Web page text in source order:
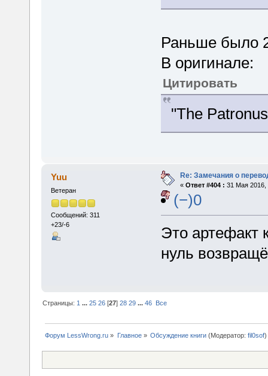
Раньше было
В оригинале:
Цитировать
"The
Yuu
Ветеран
Сообщений: 311
+23/-6
Re: Замечания о
« Ответ #404 : 31 Мая 2016,
(−)0
Это артефакт
нуль
Страницы: 1 ...25 26 [27]28 29 ...46 Все
Форум LessWrong.ru » Главное» Обсуждение книги(Модератор: fil0sof)